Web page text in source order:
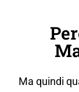
Ma quindi